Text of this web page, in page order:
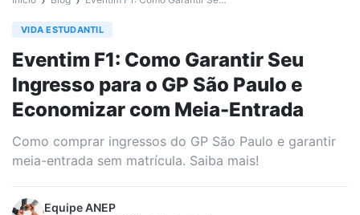
VIDA ESTUDANTIL
Eventim F1: Como Garantir Seu
Ingresso para o GP São Paulo e
Economizar com Meia-Entrada
Como comprar ingressos do GP São Paulo e garantir
meia-entrada sem matrícula. Saiba mais!
EquipeANEP